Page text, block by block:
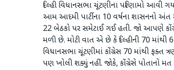
દિલ્હી વિધાનસભા ચૂંટણીના પરિણામો આવી
આમ આદમી પાર્ટીના 10 વર્ષના શાસનનો
22 બેઠકો પર સમેટાઈ ગઈ હતી. જો આપણે
મળી છે. મોટી વાત એ છે કે દિલ્હીની 70 માંથી
વિધાનસભા ચૂંટણીમાં કોંગ્રેસ 70 માંથી ફક્ત
પણ ખોલી શક્યું નહીં. જોકે, કોંગ્રેસે પોતાનો